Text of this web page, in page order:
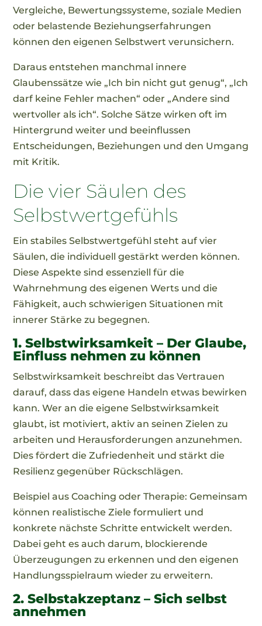
Vergleiche, Bewertungssysteme, soziale Medien
oder belastende Beziehungserfahrungen
können den eigenen Selbstwert verunsichern.
Daraus entstehen manchmal innere
Glaubenssätze wie „Ich bin nicht gut genug“, „Ich
darf keine Fehler machen“ oder „Andere sind
wertvoller als ich“. Solche Sätze wirken oft im
Hintergrund weiter und beeinflussen
Entscheidungen, Beziehungen und den Umgang
mit Kritik.
Die vier Säulen des
Selbstwertgefühls
Ein stabiles Selbstwertgefühl steht auf vier
Säulen, die individuell gestärkt werden können.
Diese Aspekte sind essenziell für die
Wahrnehmung des eigenen Werts und die
Fähigkeit, auch schwierigen Situationen mit
innerer Stärke zu begegnen.
1. Selbstwirksamkeit – Der Glaube,
Einfluss nehmen zu können
Selbstwirksamkeit beschreibt das Vertrauen
darauf, dass das eigene Handeln etwas bewirken
kann. Wer an die eigene Selbstwirksamkeit
glaubt, ist motiviert, aktiv an seinen Zielen zu
arbeiten und Herausforderungen anzunehmen.
Dies fördert die Zufriedenheit und stärkt die
Resilienz gegenüber Rückschlägen.
Beispiel aus Coaching oder Therapie: Gemeinsam
können realistische Ziele formuliert und
konkrete nächste Schritte entwickelt werden.
Dabei geht es auch darum, blockierende
Überzeugungen zu erkennen und den eigenen
Handlungsspielraum wieder zu erweitern.
2. Selbstakzeptanz – Sich selbst
annehmen